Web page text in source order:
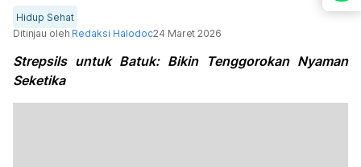
Hidup Sehat
Ditinjau oleh Redaksi Halodoc24 Maret 2026
Strepsils untuk Batuk: Bikin Tenggorokan Nyaman
Seketika